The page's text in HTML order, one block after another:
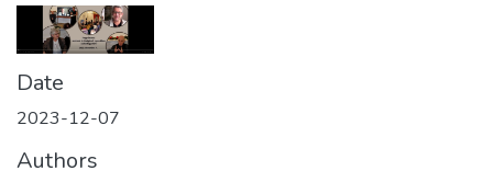
Date
2023-12-07
Authors